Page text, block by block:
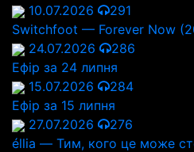
10.07.2026
291
Switchfoot — Forever Now
24.07.2026
286
Ефір за 24 липня
15.07.2026
284
Ефір за 15 липня
27.07.2026
276
éllia — Тим, кого це може